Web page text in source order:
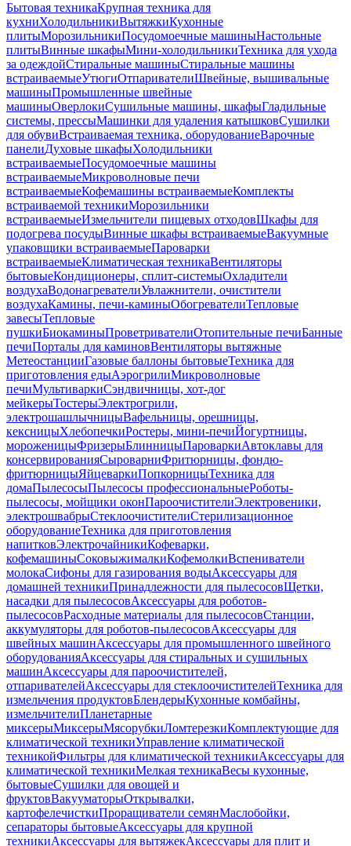
Бытовая техникаКрупная техника для
кухниХолодильникиВытяжкиКухонные
плитыМорозильникиПосудомоечные машиныНастольные
плитыВинные шкафыМини-холодильникиТехника для ухода
за одеждойСтиральные машиныСтиральные машины
встраиваемыеУтюгиОтпаривателиШвейные, вышивальные
машиныПромышленные швейные
машиныОверлокиСушильные машины, шкафыГладильные
системы, прессыМашинки для удаления катышковСушилки
для обувиВстраиваемая техника, оборудованиеВарочные
панелиДуховые шкафыХолодильники
встраиваемыеПосудомоечные машины
встраиваемыеМикроволновые печи
встраиваемыеКофемашины встраиваемыеКомплекты
встраиваемой техникиМорозильники
встраиваемыеИзмельчители пищевых отходовШкафы для
подогрева посудыВинные шкафы встраиваемыеВакуумные
упаковщики встраиваемыеПароварки
встраиваемыеКлиматическая техникаВентиляторы
бытовыеКондиционеры, сплит-системыОхладители
воздухаВодонагревателиУвлажнители, очистители
воздухаКамины, печи-каминыОбогревателиТепловые
завесыТепловые
пушкиБиокаминыПроветривателиОтопительные печиБанные
печиПорталы для каминовВентиляторы вытяжные
МетеостанцииГазовые баллоны бытовыеТехника для
приготовления едыАэрогрилиМикроволновые
печиМультиваркиСэндвичницы, хот-дог
мейкерыТостерыЭлектрогрили,
электрошашлычницыВафельницы, орешницы,
кексницыХлебопечкиРостеры, мини-печиЙогуртницы,
мороженицыФризерыБлинницыПароваркиАвтоклавы для
консервированияСыроварниФритюрницы, фондю-
фритюрницыЯйцеваркиПопкорницыТехника для
домаПылесосыПылесосы профессиональныеРоботы-
пылесосы, мойщики оконПароочистителиЭлектровеники,
электрошвабрыСтеклоочистителиСтерилизационное
оборудованиеТехника для приготовления
напитковЭлектрочайникиКофеварки,
кофемашиныСоковыжималкиКофемолкиВспениватели
молокаСифоны для газирования водыАксессуары для
домашней техникиПринадлежности для пылесосовЩетки,
насадки для пылесосовАксессуары для роботов-
пылесосовРасходные материалы для пылесосовСтанции,
аккумуляторы для роботов-пылесосовАксессуары для
швейных машинАксессуары для промышленного швейного
оборудованияАксессуары для стиральных и сушильных
машинАксессуары для пароочистителей,
отпаривателейАксессуары для стеклоочистителейТехника для
измельчения продуктовБлендерыКухонные комбайны,
измельчителиПланетарные
миксерыМиксерыМясорубкиЛомтерезкиКомплектующие для
климатической техникиУправление климатической
техникойФильтры для климатической техникиАксессуары для
климатической техникиМелкая техникаВесы кухонные,
бытовыеСушилки для овощей и
фруктовВакууматорыОткрывалки,
картофелечисткиПроращиватели семянМаслобойки,
сепараторы бытовыеАксессуары для крупной
техникиАксессуары для вытяжекАксессуары для плит и